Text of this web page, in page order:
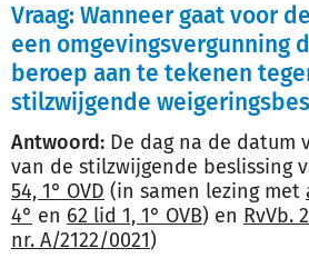
Vraag: Wanneer gaat voor
een omgevingsvergunning
beroep aan te tekenen
stilzwijgende
Antwoord: De dag na de datum
van de stilzwijgende beslissing
54, 1° OVD (in samen lezing met
4° en 62 lid 1, 1° OVB) en RvVb.
nr. A/2122/0021)